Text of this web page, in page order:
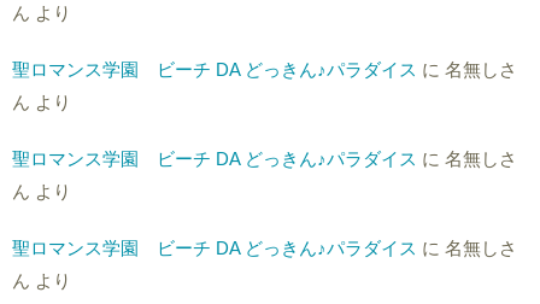
ん より
聖ロマンス学園 ビーチ DA どっきん♪パラダイス に 名無しさ
ん より
聖ロマンス学園 ビーチ DA どっきん♪パラダイス に 名無しさ
ん より
聖ロマンス学園 ビーチ DA どっきん♪パラダイス に 名無しさ
ん より